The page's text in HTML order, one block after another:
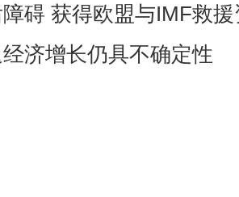
碍 获得欧盟与IMF救
济增长仍具不确定性